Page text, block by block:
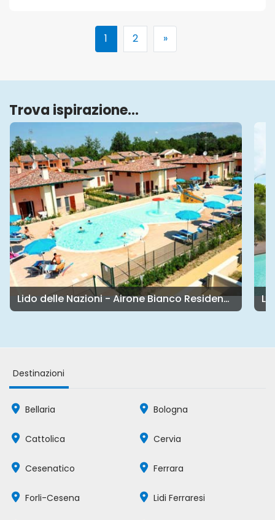
1 2 »
Trova ispirazione...
Lido delle Nazioni - Pomposa Residence
Destinazioni
Bellaria Bologna
Cattolica Cervia
Cesenatico Ferrara
Forli-Cesena Lidi Ferraresi